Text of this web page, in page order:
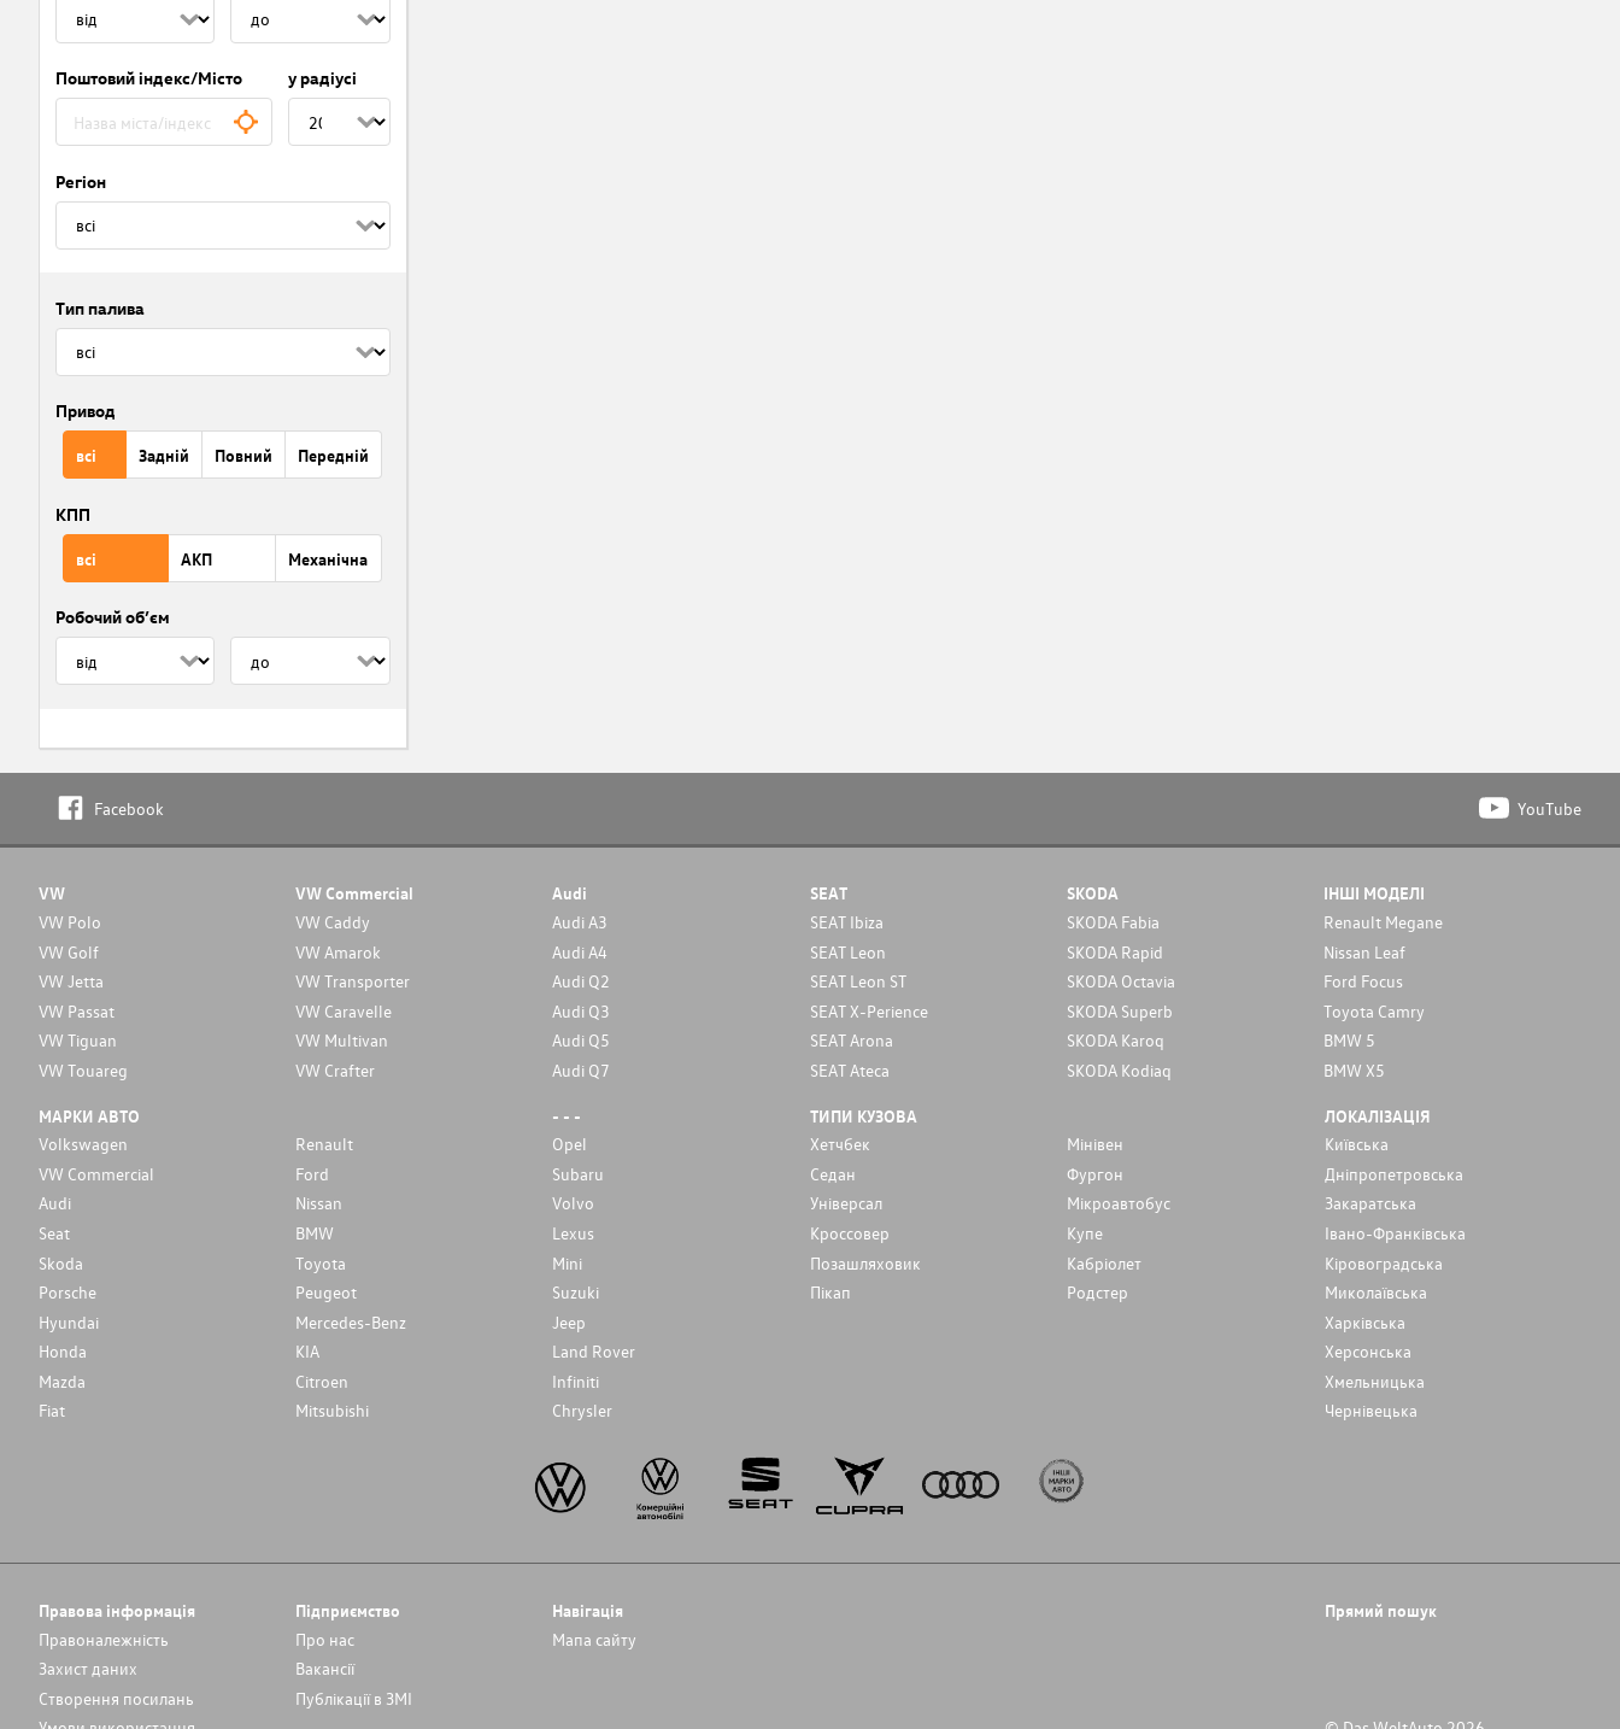
Поштовий індекс/Місто у радіусі
Регіон
Тип палива
Привод
всі Задній Повний Передній
КПП
всі АКП Механічна
Робочий об’єм
Facebook YouTube
VW
VW Polo
VW Golf
VW Jetta
VW Passat
VW Tiguan
VW Touareg
VW Commercial
VW Caddy
VW Amarok
VW Transporter
VW Caravelle
VW Multivan
VW Crafter
Audi
Audi A3
Audi A4
Audi Q2
Audi Q3
Audi Q5
Audi Q7
SEAT
SEAT Ibiza
SEAT Leon
SEAT Leon ST
SEAT X-Perience
SEAT Arona
SEAT Ateca
SKODA
SKODA Fabia
SKODA Rapid
SKODA Octavia
SKODA Superb
SKODA Karoq
SKODA Kodiaq
ІНШІ МОДЕЛІ
Renault Megane
Nissan Leaf
Ford Focus
Toyota Camry
BMW 5
BMW X5
МАРКИ АВТО
Volkswagen
Renault
VW Commercial
Ford
Audi
Nissan
Seat
BMW
Skoda
Toyota
Porsche
Peugeot
Hyundai
Mercedes-Benz
Honda
KIA
Mazda
Citroen
Fiat
Mitsubishi
- - -
Opel
Subaru
Volvo
Lexus
Mini
Suzuki
Jeep
Land Rover
Infiniti
Chrysler
ТИПИ КУЗОВА
Хетчбек
Мінівен
Седан
Фургон
Унiверсал
Мікроавтобус
Кроссовер
Купе
Позашляховик
Кабріолет
Пікап
Родстер
ЛОКАЛІЗАЦІЯ
Київська
Дніпропетровська
Закаратська
Івано-Франківська
Кіровоградська
Миколаївська
Харківська
Херсонська
Хмельницька
Чернівецька
Правова інформація
Правоналежність
Захист даних
Cтворення посилань
Підприємство
Про нас
Вакансії
Публікації в ЗМІ
Навігація
Мапа сайту
Прямий пошук